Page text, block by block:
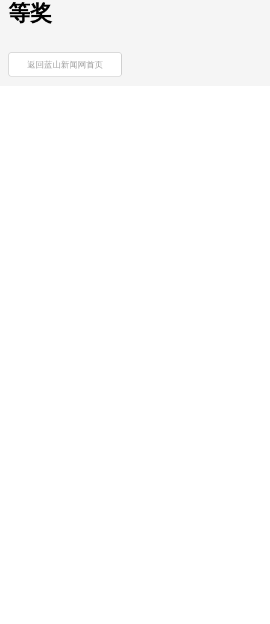
等奖
返回蓝山新闻网首页